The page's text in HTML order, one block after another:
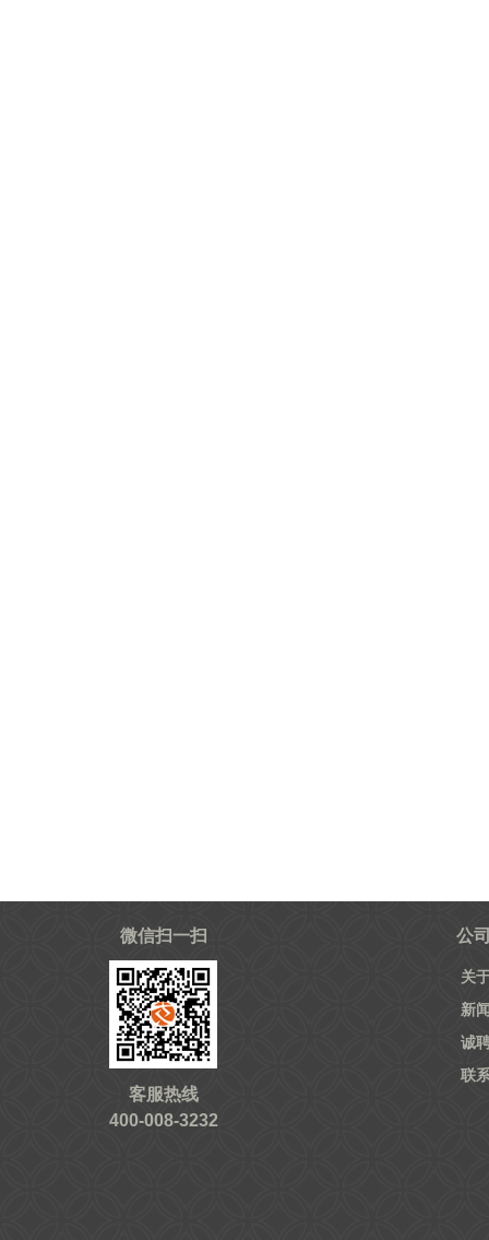
微信扫一扫
客服热线
400-008-3232
公
关
新
诚
联